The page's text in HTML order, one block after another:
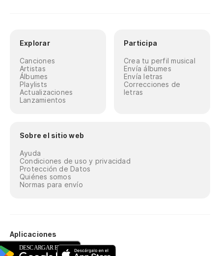
Explorar
Canciones
Artistas
Álbumes
Playlists
Actualizaciones
Lanzamientos
Participa
Crea tu perfil musical
Envía álbumes
Envía letras
Correcciones de
letras
Sobre el sitio web
Ayuda
Condiciones de uso y privacidad
Protección de Datos
Quiénes somos
Normas para envío
Aplicaciones